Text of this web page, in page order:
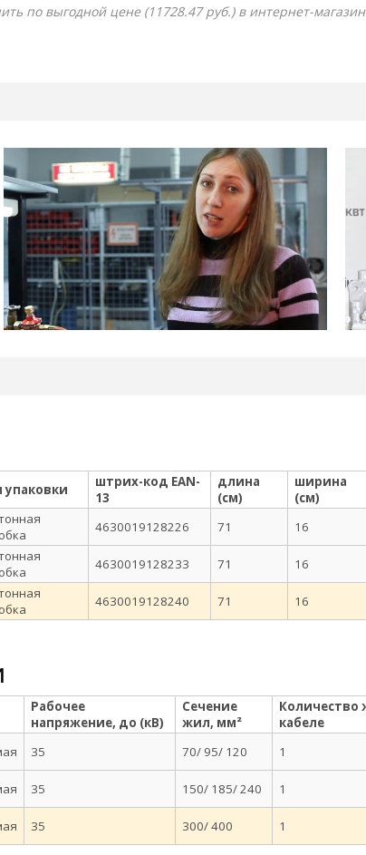
по выгодной цене (11728.47 руб.) в интернет-
упаковки
штрих-код EAN-
13
длина
(см)
ширина
(см)
4630019128226 71 16
4630019128233 71 16
4630019128240 71 16
Рабочее
напряжение, до (кВ)
Сечение
жил, мм²
Количество
кабеле
35 70/ 95/ 120 1
35 150/ 185/ 240 1
35 300/ 400 1